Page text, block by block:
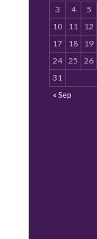
3
4 5
10
11 12
17
18 19
24 25 26
31
« Sep